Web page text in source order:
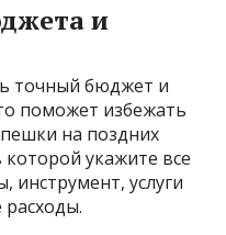
и
точный бюджет и
поможет избежать
на поздних
которой укажите все
инструмент, услуги